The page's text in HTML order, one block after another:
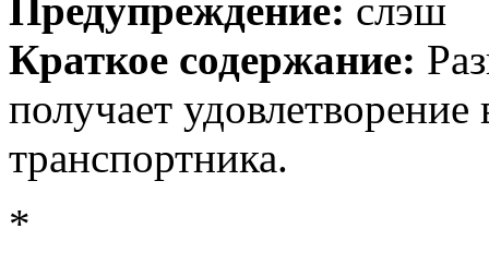
Предупреждение: слэш
Краткое содержание:
получает
транспортника.
*